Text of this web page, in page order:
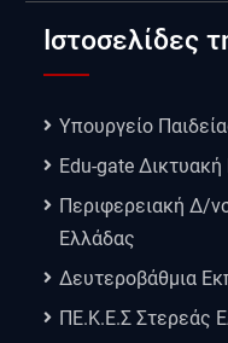
Ιστοσελίδες
Υπουργείο
Edu-gate
Περιφερειακή Δ/
Ελλάδας
Δευτεροβάθμια
ΠΕ.Κ.Ε.Σ Στερεάς